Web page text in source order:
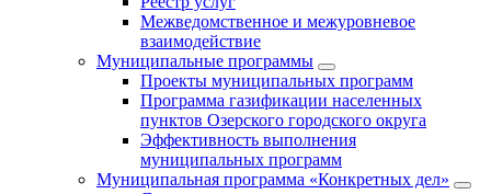
Межведомственное и межуровневое
взаимодействие
Муниципальные программы
Проекты муниципальных программ
Программа газификации населенных
пунктов Озерского городского округа
Эффективность выполнения
муниципальных программ
Муниципальная программа «Конкретных дел»